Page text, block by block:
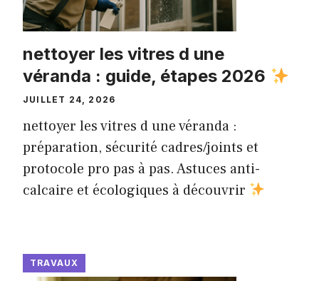
nettoyer les vitres d une
véranda : guide, étapes 2026
JUILLET 24, 2026
nettoyer les vitres d une véranda :
préparation, sécurité cadres/joints et
protocole pro pas à pas. Astuces anti-
calcaire et écologiques à découvrir
TRAVAUX